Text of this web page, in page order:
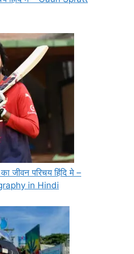
जीवन परिचय हिंदि मे –
in Hindi